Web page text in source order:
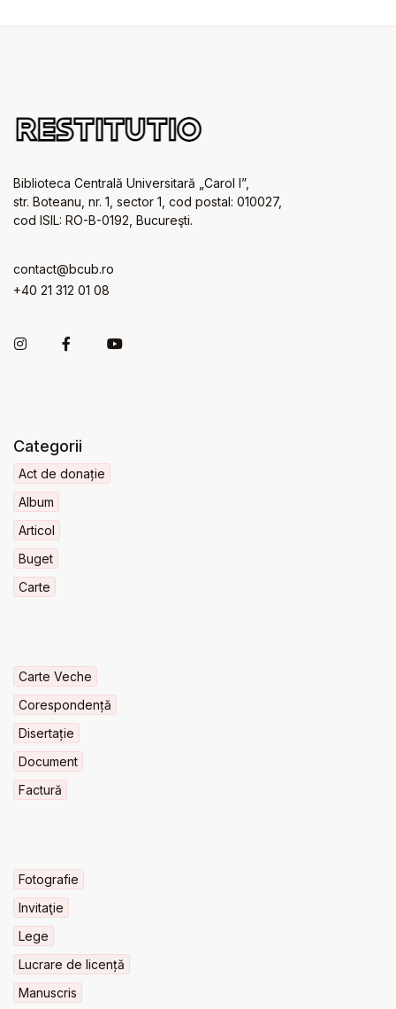
Biblioteca Centrală Universitară „Carol I”,
str. Boteanu, nr. 1, sector 1, cod postal: 010027,
cod ISIL: RO-B-0192, Bucureşti.
contact@bcub.ro
+40 21 312 01 08
Categorii
Act de donație
Album
Articol
Buget
Carte
Carte Veche
Corespondență
Disertație
Document
Factură
Fotografie
Invitaţie
Lege
Lucrare de licență
Manuscris